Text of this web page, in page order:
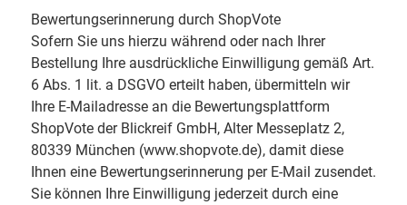
Bewertungserinnerung durch ShopVote
Sofern Sie uns hierzu während oder nach Ihrer
Bestellung Ihre ausdrückliche Einwilligung gemäß Art.
6 Abs. 1 lit. a DSGVO erteilt haben, übermitteln wir
Ihre E-Mailadresse an die Bewertungsplattform
ShopVote der Blickreif GmbH, Alter Messeplatz 2,
80339 München (www.shopvote.de), damit diese
Ihnen eine Bewertungserinnerung per E-Mail zusendet.
Sie können Ihre Einwilligung jederzeit durch eine